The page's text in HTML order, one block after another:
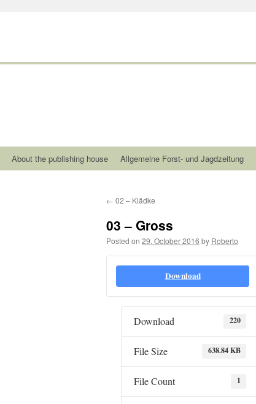
About the publishing house Allgemeine Forst- und Jagdzeitung
← 02 – Klädke
03 – Gross
Posted on 29. October 2016 by Roberto
Download
Download 220
File Size 638.84 KB
File Count 1